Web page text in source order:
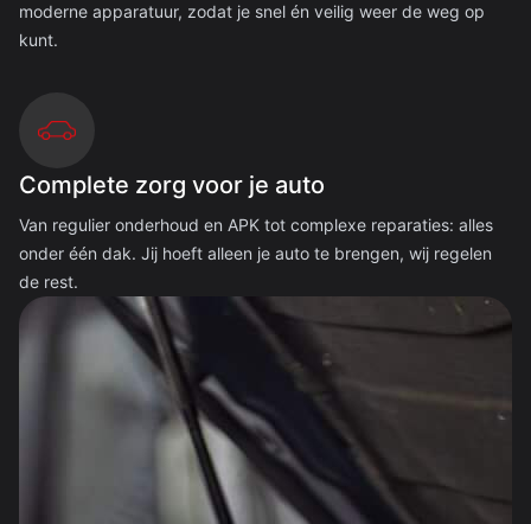
moderne apparatuur, zodat je snel én veilig weer de weg op
kunt.
Complete zorg voor je auto
Van regulier onderhoud en APK tot complexe reparaties: alles
onder één dak. Jij hoeft alleen je auto te brengen, wij regelen
de rest.